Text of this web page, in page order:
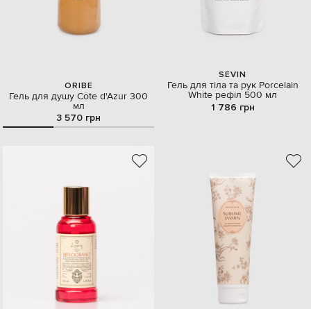
ORIBE
Гель для душу Côte d'Azur 300
мл
3 570 грн
SEVIN
Гель для тіла та рук Porcelain
White рефіл 500 мл
1 786 грн